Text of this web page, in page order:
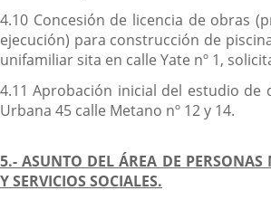
4.10 Concesión de licencia de obras
ejecución) para construcción de
unifamiliar sita en calle Yate nº 1,
4.11 Aprobación inicial del estudio de
Urbana 45 calle Metano nº 12 y 14.
5.- ASUNTO DEL ÁREA DE
Y SERVICIOS SOCIALES.